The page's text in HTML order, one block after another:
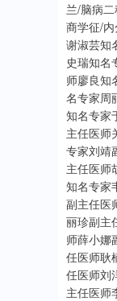
兰/脑病
商学征/
谢淑芸知
史瑞知名
师廖良知
名专家周
知名专家
主任医师
专家刘靖
主任医师
知名专家
副主任医
丽珍副主
师薛小娜
任医师耿
任医师刘
主任医师